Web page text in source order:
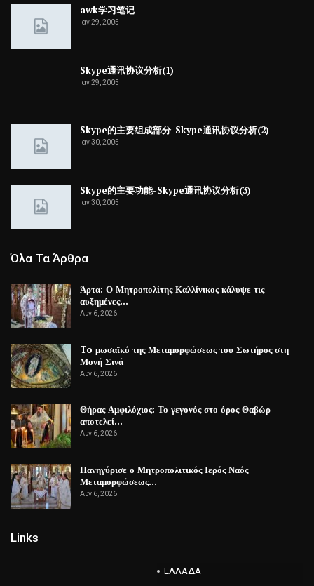
awk学习笔记
Ιαν 29, 2005
Skype通讯协议分析(1)
Ιαν 29, 2005
Skype的主要组成部分-Skype通讯协议分析(2)
Ιαν 30, 2005
Skype的主要功能-Skype通讯协议分析(3)
Ιαν 30, 2005
Όλα Τα Άρθρα
Άρτα: Ο Μητροπολίτης Καλλίνικος κάλυψε τις
αυξημένες…
Αυγ 6, 2026
To μωσαϊκό της Μεταμορφώσεως του Σωτήρος στη
Μονή Σινά
Αυγ 6, 2026
Θήρας Αμφιλόχιος: Το γεγονός στο όρος Θαβώρ
αποτελεί…
Αυγ 6, 2026
Πανηγύρισε ο Μητροπολιτικός Ιερός Ναός
Μεταμορφώσεως…
Αυγ 6, 2026
Links
ΕΛΛΑΔΑ